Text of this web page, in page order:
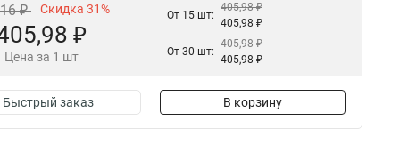
₽ Скидка 31%
₽
Цена за 1 шт
От 15 шт:
405,98 ₽
405,98 ₽
От 30 шт:
405,98 ₽
405,98 ₽
Быстрый заказ В корзину